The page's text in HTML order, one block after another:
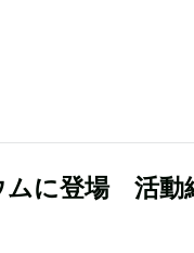
ムに登場 活動